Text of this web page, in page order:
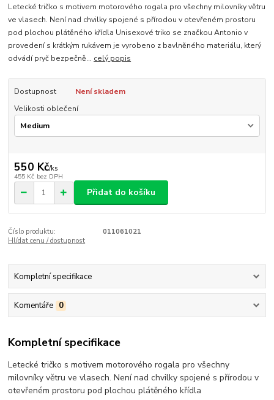
Letecké tričko s motivem motorového rogala pro všechny milovníky větru
ve vlasech. Není nad chvilky spojené s přírodou v otevřeném prostoru
pod plochou plátěného křídla Unisexové triko se značkou Antonio v
provedení s krátkým rukávem je vyrobeno z bavlněného materiálu, který
odvádí pryč bezpečně... celý popis
Dostupnost
Není skladem
Velikosti oblečení
550 Kč/ks
455 Kč bez DPH
Přidat do košíku
Číslo produktu:
011061021
Hlídat cenu / dostupnost
Kompletní specifikace
Komentáře 0
Kompletní specifikace
Letecké tričko s motivem motorového rogala pro všechny
milovníky větru ve vlasech. Není nad chvilky spojené s přírodou v
otevřeném prostoru pod plochou plátěného křídla